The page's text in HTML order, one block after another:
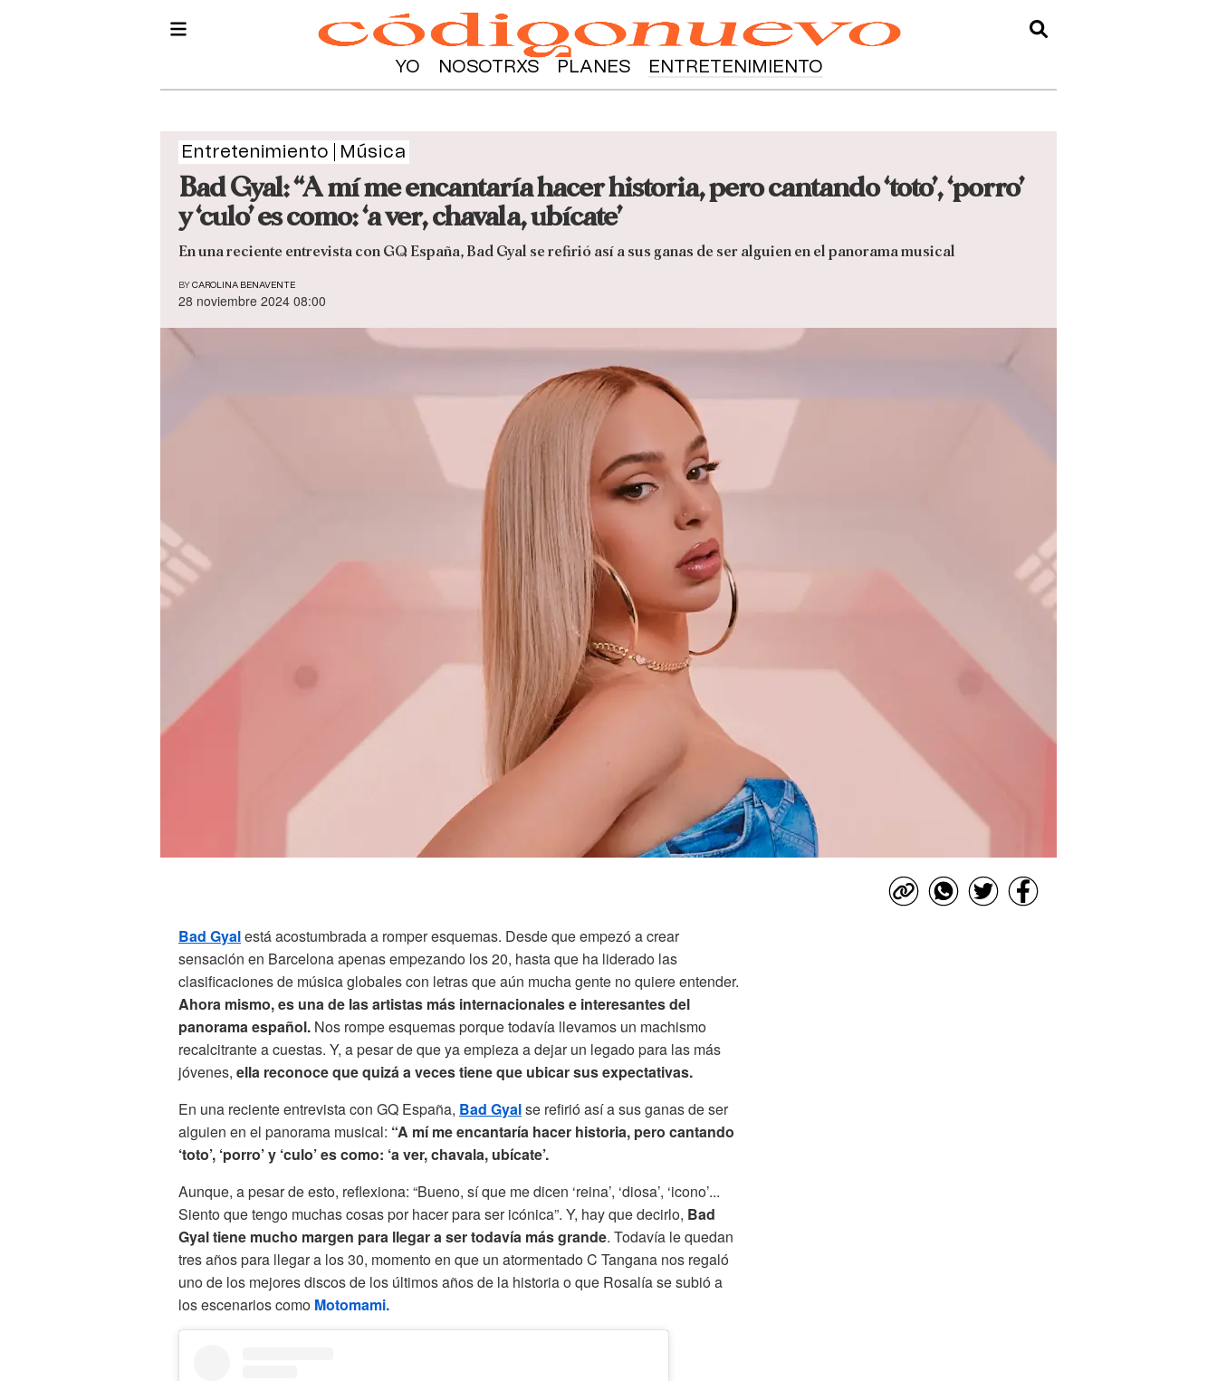
YO NOSOTRXS PLANES ENTRETENIMIENTO
Entretenimiento Música
Bad Gyal: “A mí me encantaría hacer historia, pero cantando ‘toto’, ‘porro’
y ‘culo’ es como: ‘a ver, chavala, ubícate’
En una reciente entrevista con GQ España, Bad Gyal se refirió así a sus ganas de ser alguien en el panorama musical
BY CAROLINA BENAVENTE
28 noviembre 2024 08:00
Bad Gyalestá acostumbrada a romper esquemas. Desde que empezó a crear
sensación en Barcelona apenas empezando los 20, hasta que ha liderado las
clasificaciones de música globales con letras que aún mucha gente no quiere entender.
Ahora mismo, es una de las artistas más internacionales e interesantes del
panorama español. Nos rompe esquemas porque todavía llevamos un machismo
recalcitrante a cuestas. Y, a pesar de que ya empieza a dejar un legado para las más
jóvenes, ella reconoce que quizá a veces tiene que ubicar sus expectativas.
En una reciente entrevista con GQ España, Bad Gyalse refirió así a sus ganas de ser
alguien en el panorama musical: “A mí me encantaría hacer historia, pero cantando
‘toto’, ‘porro’ y ‘culo’ es como: ‘a ver, chavala, ubícate’.
Aunque, a pesar de esto, reflexiona: “Bueno, sí que me dicen ‘reina’, ‘diosa’, ‘icono’...
Siento que tengo muchas cosas por hacer para ser icónica”. Y, hay que decirlo, Bad
Gyal tiene mucho margen para llegar a ser todavía más grande. Todavía le quedan
tres años para llegar a los 30, momento en que un atormentado C Tangana nos regaló
uno de los mejores discos de los últimos años de la historia o que Rosalía se subió a
los escenarios como Motomami.